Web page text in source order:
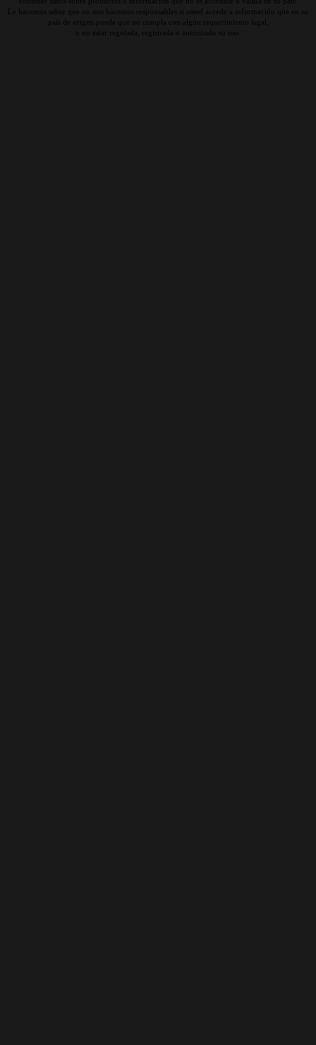
Le hacemos saber que no nos hacemos responsables si usted accede a información que en su
país de origen puede que no cumpla con algún requerimiento legal,
o no estar regulada, registrada o autorizado su uso.